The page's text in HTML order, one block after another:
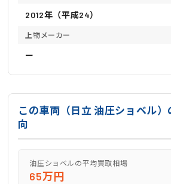
2012年（平成24）
上物メーカー
ー
この車両（日立 油圧ショベル
向
油圧ショベルの平均買取相場
65万円